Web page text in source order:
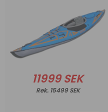
11999 SEK
15499 SEK